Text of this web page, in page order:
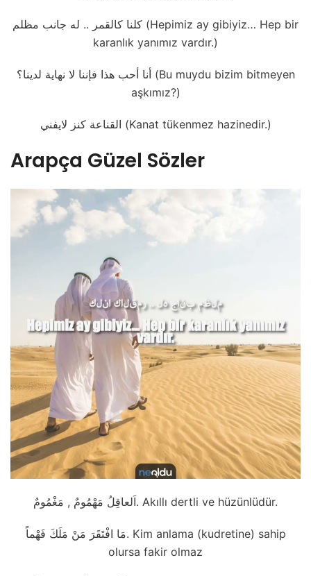
كلنا كالقمر .. له جانب مظلم (Hepimiz ay gibiyiz… Hep bir
karanlık yanımız vardır.)
أنا أحب هذا فإننا لا نهاية لدينا؟ (Bu muydu bizim bitmeyen
aşkımız?)
القناعة كنز لايفني (Kanat tükenmez hazinedir.)
Arapça Güzel Sözler
اَلعاقِلُ مَهْمُومٌ , مَغْمُومٌ. Akıllı dertli ve hüzünlüdür.
مَا افْتَقَرَ مَنْ مَلَكَ فَهْماً. Kim anlama (kudretine) sahip
olursa fakir olmaz